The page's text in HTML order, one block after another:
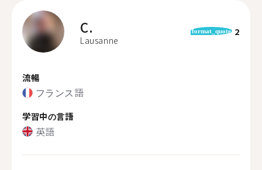
C.
Lausanne
format_quote 2
流暢
フランス語
学習中の言語
英語